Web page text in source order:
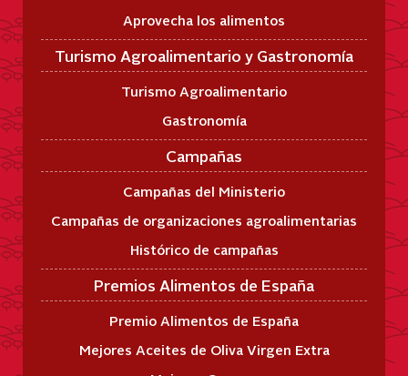
Aprovecha los alimentos
Turismo Agroalimentario y Gastronomía
Turismo Agroalimentario
Gastronomía
Campañas
Campañas del Ministerio
Campañas de organizaciones agroalimentarias
Histórico de campañas
Premios Alimentos de España
Premio Alimentos de España
Mejores Aceites de Oliva Virgen Extra